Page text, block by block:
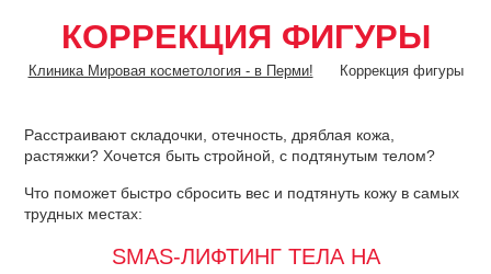
КОРРЕКЦИЯ ФИГУРЫ
Клиника Мировая косметология - в Перми! Коррекция фигуры
Расстраивают складочки, отечность, дряблая кожа,
растяжки? Хочется быть стройной, с подтянутым телом?
Что поможет быстро сбросить вес и подтянуть кожу в самых
трудных местах:
SMAS-ЛИФТИНГ ТЕЛА НА